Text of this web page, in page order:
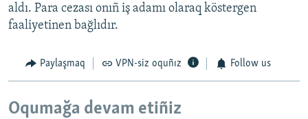
aldı. Para cezası onıñ iş adamı olaraq köstergen
faaliyetinen bağlıdır.
Paylaşmaq VPN-siz oquñız Follow us
Oqumağa devam etiñiz